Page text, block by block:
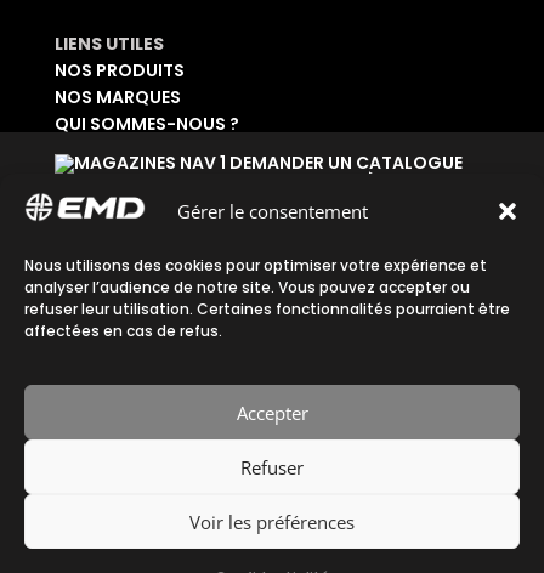
Gérer le consentement
Nous utilisons des cookies pour optimiser votre expérience et
analyser l’audience de notre site. Vous pouvez accepter ou
refuser leur utilisation. Certaines fonctionnalités pourraient être
affectées en cas de refus.
Accepter
Refuser
Voir les préférences
LIENS UTILES
NOS PRODUITS
NOS MARQUES
QUI SOMMES-NOUS ?
DEMANDER UN CATALOGUE
DEMANDER UN ACCÈS ADMINISTRATIF
Accueil| Plan du site|Mentions légales|
Confidentialité|CGV
Fait avec ♡ en Bretagne par
Breizh tandem